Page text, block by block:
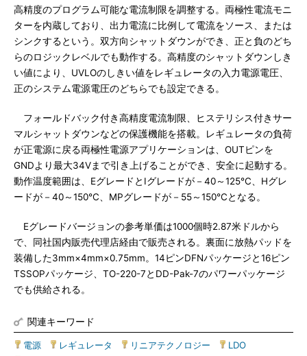
高精度のプログラム可能な電流制限を調整する。両極性電流モニ
ターを内蔵しており、出力電流に比例して電流をソース、または
シンクするという。双方向シャットダウンができ、正と負のどち
らのロジックレベルでも動作する。高精度のシャットダウンしき
い値により、UVLOのしきい値をレギュレータの入力電源電圧、
正のシステム電源電圧のどちらでも設定できる。
フォールドバック付き高精度電流制限、ヒステリシス付きサー
マルシャットダウンなどの保護機能を搭載。レギュレータの負荷
が正電源に戻る両極性電源アプリケーションは、OUTピンを
GNDより最大34Vまで引き上げることができ、安全に起動する。
動作温度範囲は、EグレードとIグレードが－40～125℃、Hグレ
ードが－40～150℃、MPグレードが－55～150℃となる。
Eグレードバージョンの参考単価は1000個時2.87米ドルから
で、同社国内販売代理店経由で販売される。裏面に放熱パッドを
装備した3mm×4mm×0.75mm。14ピンDFNパッケージと16ピン
TSSOPパッケージ、TO-220-7とDD-Pak-7のパワーパッケージ
でも供給される。
関連キーワード
電源 レギュレータ リニアテクノロジー LDO